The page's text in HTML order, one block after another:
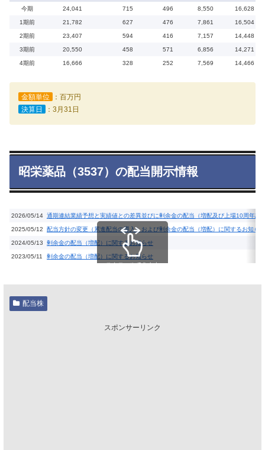
今期 24,041 715 496 8,550 16,628
1期前 21,782 627 476 7,861 16,504
2期前 23,407 594 416 7,157 14,448
3期前 20,550 458 571 6,856 14,271
4期前 16,666 328 252 7,569 14,466
金額単位
：百万円
決算日
：3月31日
昭栄薬品（3537）の配当開示情報
2026/05/14 通期連結業績予想と実績値との差異並びに剰余金の配当（増配及び上場10周年記
2025/05/12 配当方針の変更（累進配当の導入）および剰余金の配当（増配）に関するお知らせ
2024/05/13 剰余金の配当（増配）に関するお知らせ
2023/05/11
剰余金の配当（増配）に関するお知らせ
スクロールできます
配当株
スポンサーリンク